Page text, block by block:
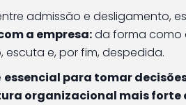
admissão e desligamento,
a empresa:da forma como
e, por fim, despedida.
essencial para tomar
organizacional mais forte